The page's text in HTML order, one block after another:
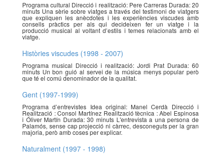
Programa cultural Direcció i realització: Pere Carreras Durada: 20
minuts Una sèrie sobre viatges a través del testimoni de viatgers
que expliquen les anècdotes i les experiències viscudes amb
consells pràctics per als qui decideixen fer un viatge i la
producció musical al voltant d’estils i temes relacionats amb el
viatge.
Històries viscudes (1998 - 2007)
Programa musical Direcció i realització: Jordi Prat Durada: 60
minuts Un bon guió al servei de la música menys popular però
que té el comú denominador de la qualitat.
Gent (1997-1999)
Programa d’entrevistes Idea original: Manel Cerdà Direcció i
Realització : Consol Martínez Realització tècnica : Abel Espinosa
i Óliver Martín Durada: 30 minuts L'entrevista a una persona de
Palamós, sense cap projecció ni càrrec, desconeguts per la gran
majoria, però amb coses per explicar.
Naturalment (1997 - 1998)